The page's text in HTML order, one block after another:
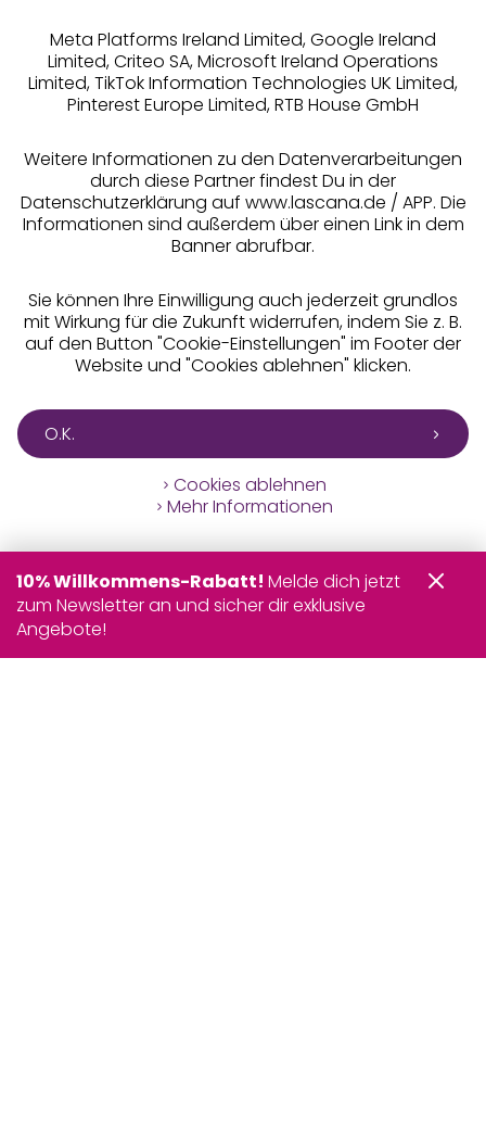
Alle Preise inkl. MwSt., zzgl.
Versandkosten
Meta Platforms Ireland Limited, Google Ireland
Limited, Criteo SA, Microsoft Ireland Operations
Limited, TikTok Information Technologies UK Limited,
Pinterest Europe Limited, RTB House GmbH
Weitere Informationen zu den Datenverarbeitungen
durch diese Partner findest Du in der
Datenschutzerklärung auf www.lascana.de / APP. Die
Informationen sind außerdem über einen Link in dem
Banner abrufbar.
Sie können Ihre Einwilligung auch jederzeit grundlos
mit Wirkung für die Zukunft widerrufen, indem Sie z. B.
auf den Button "Cookie-Einstellungen" im Footer der
Website und "Cookies ablehnen" klicken.
O.K.
Cookies ablehnen
Mehr Informationen
10% Willkommens-Rabatt! Melde dich jetzt
zum Newsletter an und sicher dir exklusive
Angebote!